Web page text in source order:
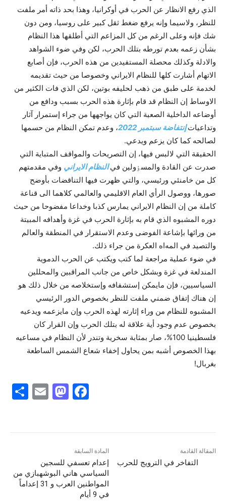
الذي رفع الانظار عن الحرب في أوکرانيا، وهذا بحد ذاته أمر ملفت
للنظر، ولاسيما وإنه يرفع ضغط ثقل کبير على روسيا، ومن دون
شك فإنه وعلى الرغم من کل المزاعم التي أطلقها هذا النظام
بشأن زعمه بعدم تورطه بتلك الحرب، لکن وفي ضوء الشواهد
والادلة وکذلك محصلة المستفيدين من هذه الحرب، فإن أصابع
الاتهام أشارت کلها للنظام الايراني وخصوصا من حيث تقديمه
لخدمة على طبق من ذهب لحليفه بوتين، لکن الذي فات الکثير من
الاوساط إن النظام قد قام بإثارة هذه الحرب بسبب ودافع من
أوضاعه الداخلية الصعبة التي کان يواجهها من جراء إستمرار آثار
وتداعياتإنتفاضة سبتمبر 2022
، وعدم تمکن النظام من حسمها
لصالحه کما کان يزعم ويدعي.
الحقيقة التي لالبس فيها، إن التصريحات والمواقف المتباية التي
صدرت عن القادة والمسٶولين فيالنظام الايراني وفي مقدمتهم
کل من خامنئي ورئيسي، والتي ظهرت فيها التناقضات بأوضح
صورها، ووصول الرأي العام الاقليمي والعالمي کلاهما الى قناعة
کاملة من إن النظام الايراني يمارس کذبا وخداعا مفضوحا من حيث
دوره المشبوه الذي قام به بإثارة الحرب في غزة وأهدافه المبيتة
من ورائها بإشاعة الفوضى وعدم الاستقرار في المنطقة والعالم
والتصيد في المەاه العکرة من جراء ذلك.
في ضوء عملية مراجعة لما کتب ويکتب عن الحرب الدموية
المندلعة في غزة وبشکل خاص من جانب المراقبين والمحللين
السياسيين، فإن مايمکن إستشفافه وإستخلاصه من خلال ذلك هو
إن هناك إتفاق ضمني ملفت للنظر بخصوص الدور الرئيسي
المشبوه للنظام من وراء إثارته لهذه الحرب وإن مايزعمه ويدعيه
بخصوص عدم وجود أية علاقة له بتلك الحرب وإن القرار کان
فلسطينيا 100%، صار بمثابة سخرية وتندر لأن النظام في مساعيه
بهذا الخصوص أشبه بمن يحاول إخفاء شعاع الشمس الساطعة
بغربال!
F
b
o
o
M
o
n
E
المادة السابقة
إعدام تعسفي للسجين
السياسي هاني البوشهبازي من
المواطنين العرب و 31 إعداماً
في 9 أيام
المقالة القادمة
التفاخر في الترويج للحرب